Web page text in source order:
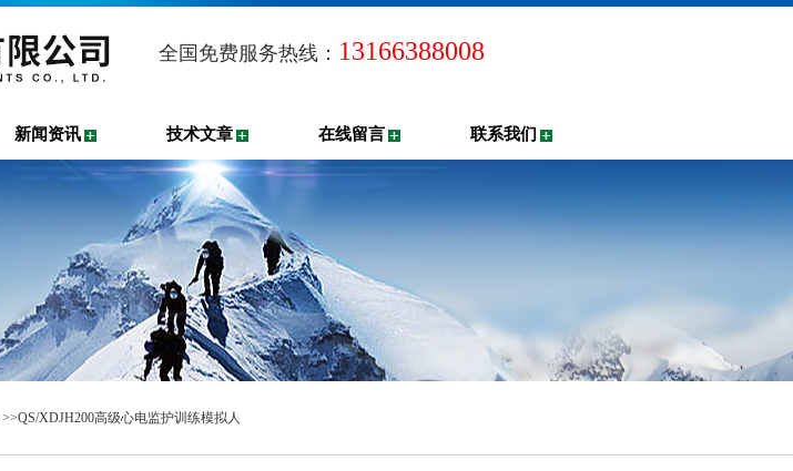
全国免费服务热线： 13166388008
新闻资讯 技术文章 在线留言 联系我们
>>QS/XDJH200高级心电监护训练模拟人